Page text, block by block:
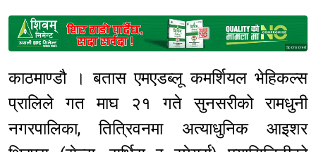
Sponsored
काठमाण्डौ । बतास एमएडब्लू कमर्शियल भेहिकल्स
प्रालिले गत माघ २१ गते सुनसरीको रामधुनी
नगरपालिका, तित्रिवनमा अत्याधुनिक आइशर